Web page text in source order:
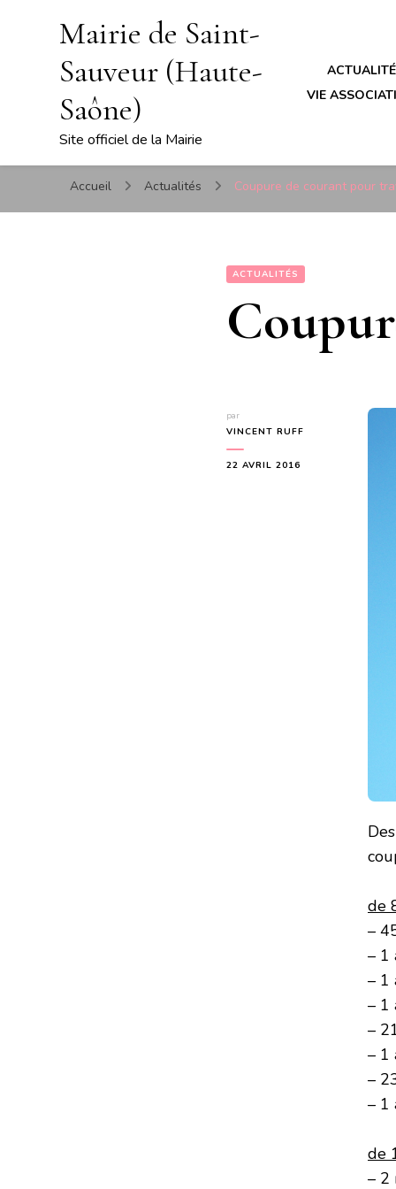
Mairie de Saint-
Sauveur (Haute-
Saône)
Site officiel de la Mairie
VIE
Accueil Actualités Coupure de courant pour
ACTUALITÉS
par
VINCENT RUFF
22 AVRIL 2016
de
–
– 1
– 1
– 1
–
– 1
–
– 1
de
– 2